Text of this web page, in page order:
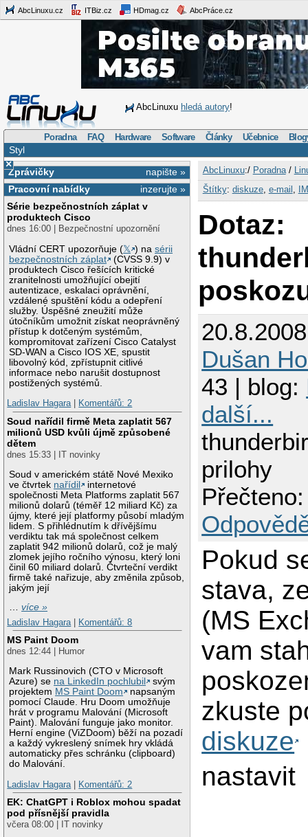
AbcLinuxu.cz ITBiz.cz HDmag.cz AbcPráce.cz
AbcLinuxu hledá autory!
Poradna FAQ Hardware Software Články Učebnice
Styl
×
napište »
Zprávičky
inzerujte »
Pracovní nabídky
Série bezpečnostních záplat v
produktech Cisco
dnes 16:00 | Bezpečnostní upozornění
Vládní CERT upozorňuje (𝕏 ) nasérii
bezpečnostních záplat
(CVSS 9.9) v
produktech Cisco řešících kritické
zranitelnosti umožňující obejití
autentizace, eskalaci oprávnění,
vzdálené spuštění kódu a odepření
služby. Úspěšné zneužití může
útočníkům umožnit získat neoprávněný
přístup k dotčeným systémům,
kompromitovat zařízení Cisco Catalyst
SD-WAN a Cisco IOS XE, spustit
libovolný kód, zpřístupnit citlivé
informace nebo narušit dostupnost
postižených systémů.
Ladislav Hagara| Komentářů: 2
Soud nařídil firmě Meta zaplatit 567
milionů USD kvůli újmě způsobené
dětem
dnes 15:33 | IT novinky
Soud v americkém státě Nové Mexiko
ve čtvrtek nařídil
internetové
společnosti Meta Platforms zaplatit 567
milionů dolarů (téměř 12 miliard Kč) za
újmy, které její platformy působí mladým
lidem. S přihlédnutím k dřívějšímu
verdiktu tak má společnost celkem
zaplatit 942 milionů dolarů, což je malý
zlomek jejího ročního výnosu, který loni
činil 60 miliard dolarů. Čtvrteční verdikt
firmě také nařizuje, aby změnila způsob,
jakým její
…více »
Ladislav Hagara
Komentářů: 8
MS Paint Doom
dnes 12:44 | Humor
Mark Russinovich (CTO v Microsoft
Azure) se na LinkedIn pochlubil
svým
projektem MS Paint Doom
napsaným
pomocí Claude. Hru Doom umožňuje
hrát v programu Malování (Microsoft
Paint). Malování funguje jako monitor.
Herní engine (ViZDoom) běží na pozadí
a každý vykreslený snímek hry vkládá
automaticky přes schránku (clipboard)
do Malování.
Ladislav Hagara
Komentářů: 2
EK: ChatGPT i Roblox mohou spadat
pod přísnější pravidla
včera 08:00 | IT novinky
AbcLinuxu:/ Poradna/
Štítky: diskuze, e-mail
Dotaz:
Dušan
43 | blog:
další...
prilohy
Pokud
stava,
(MS
vam
zkuste
diskuze
nastavit